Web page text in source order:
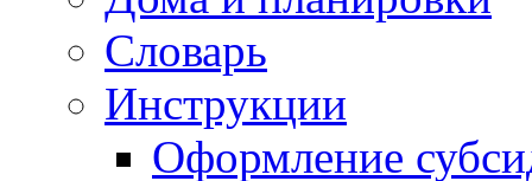
Словарь
Инструкции
Оформление